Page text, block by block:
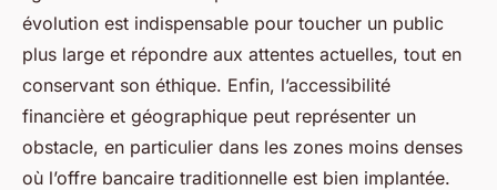
évolution est indispensable pour toucher un public
plus large et répondre aux attentes actuelles, tout en
conservant son éthique. Enfin, l’accessibilité
financière et géographique peut représenter un
obstacle, en particulier dans les zones moins denses
où l’offre bancaire traditionnelle est bien implantée.